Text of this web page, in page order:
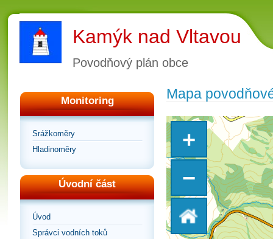
Kamýk nad Vltavou
Povodňový plán obce
Monitoring
Srážkoměry
Hladinoměry
Úvodní část
Úvod
Správci vodních toků
Mapa
+
−
Vrátit